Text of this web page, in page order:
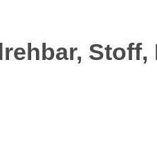
Stoff,